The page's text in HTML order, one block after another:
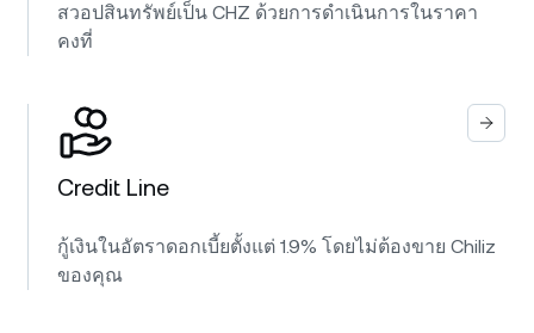
สวอปสินทรัพย์เป็น CHZ ด้วยการดำเนินการในราคา
คงที่
Credit Line
กู้เงินในอัตราดอกเบี้ยตั้งแต่ 1.9% โดยไม่ต้องขาย Chiliz
ของคุณ